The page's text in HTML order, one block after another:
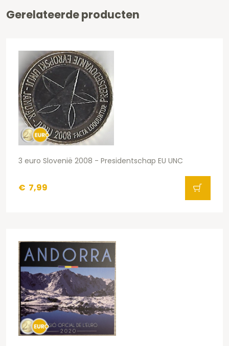
Gerelateerde producten
3 euro Slovenië 2008 - Presidentschap EU UNC
€ 7,99